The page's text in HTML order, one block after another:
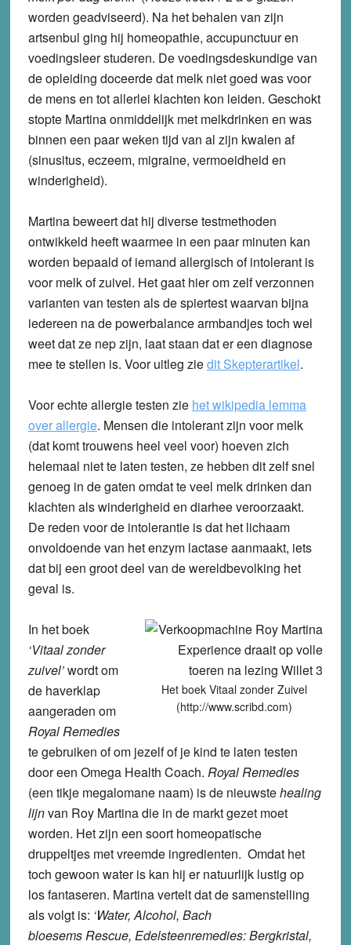
worden geadviseerd). Na het behalen van zijn
artsenbul ging hij homeopathie, accupunctuur en
voedingsleer studeren. De voedingsdeskundige van
de opleiding doceerde dat melk niet goed was voor
de mens en tot allerlei klachten kon leiden. Geschokt
stopte Martina onmiddelijk met melkdrinken en was
binnen een paar weken tijd van al zijn kwalen af
(sinusitus, eczeem, migraine, vermoeidheid en
winderigheid).
Martina beweert dat hij diverse testmethoden
ontwikkeld heeft waarmee in een paar minuten kan
worden bepaald of iemand allergisch of intolerant is
voor melk of zuivel. Het gaat hier om zelf verzonnen
varianten van testen als de spiertest waarvan bijna
iedereen na de powerbalance armbandjes toch wel
weet dat ze nep zijn, laat staan dat er een diagnose
mee te stellen is. Voor uitleg ziedit Skepterartikel.
Voor echte allergie testen zie het wikipedia lemma
over allergie. Mensen die intolerant zijn voor melk
(dat komt trouwens heel veel voor) hoeven zich
helemaal niet te laten testen, ze hebben dit zelf snel
genoeg in de gaten omdat te veel melk drinken dan
klachten als winderigheid en diarhee veroorzaakt.
De reden voor de intolerantie is dat het lichaam
onvoldoende van het enzym lactase aanmaakt, iets
dat bij een groot deel van de wereldbevolking het
geval is.
Het boek Vitaal zonder Zuivel
(http://www.scribd.com)
In het boek
‘Vitaal zonder
zuivel’wordt om
de haverklap
aangeraden om
Royal Remedies
te gebruiken of om jezelf of je kind te laten testen
door een Omega Health Coach. Royal Remedies
(een tikje megalomane naam) is de nieuwstehealing
lijnvan Roy Martina die in de markt gezet moet
worden. Het zijn een soort homeopatische
druppeltjes met vreemde ingredienten. Omdat het
toch gewoon water is kan hij er natuurlijk lustig op
los fantaseren. Martina vertelt dat de samenstelling
als volgt is: ‘Water, Alcohol, Bach
bloesems Rescue, Edelsteenremedies: Bergkristal,